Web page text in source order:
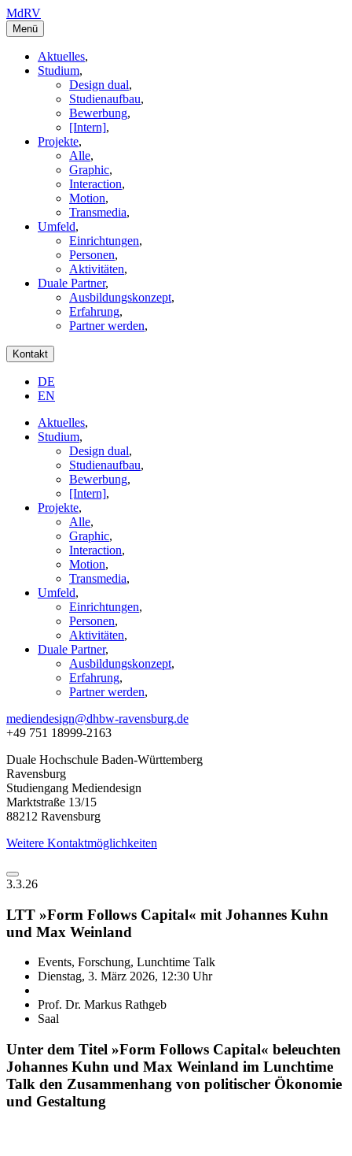
MdRV
Menü
Aktuelles,
Studium,
Design dual,
Studienaufbau,
Bewerbung,
[Intern],
Projekte,
Alle,
Graphic,
Interaction,
Motion,
Transmedia,
Umfeld,
Einrichtungen,
Personen,
Aktivitäten,
Duale Partner,
Ausbildungskonzept,
Erfahrung,
Partner werden,
Kontakt
DE
EN
Aktuelles,
Studium,
Design dual,
Studienaufbau,
Bewerbung,
[Intern],
Projekte,
Alle,
Graphic,
Interaction,
Motion,
Transmedia,
Umfeld,
Einrichtungen,
Personen,
Aktivitäten,
Duale Partner,
Ausbildungskonzept,
Erfahrung,
Partner werden,
mediendesign@dhbw-ravensburg.de
+49 751 18999-2163
Duale Hochschule Baden-Württemberg
Ravensburg
Studiengang Mediendesign
Marktstraße 13/15
88212 Ravensburg
Weitere Kontaktmöglichkeiten
3.3.26
LTT »Form Follows Capital« mit Johannes Kuhn
und Max Weinland
Events, Forschung, Lunchtime Talk
Dienstag, 3. März 2026, 12:30 Uhr
Prof. Dr. Markus Rathgeb
Saal
Unter dem Titel »Form Follows Capital« beleuchten
Johannes Kuhn und Max Weinland im Lunchtime
Talk den Zusammenhang von politischer Ökonomie
und Gestaltung